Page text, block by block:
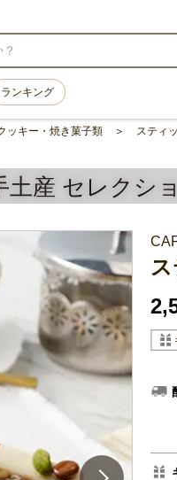
ランキング
ッキー・焼き菓子類 スティ
土産 セレクシ